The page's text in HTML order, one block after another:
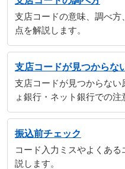
支店コードの意味、調べ
点を解説します。
支店コードが見つからな
支店コードが見つからない
ょ銀行・ネット銀行での注
振込前チェック
コード入力ミスやよくあ
説します。